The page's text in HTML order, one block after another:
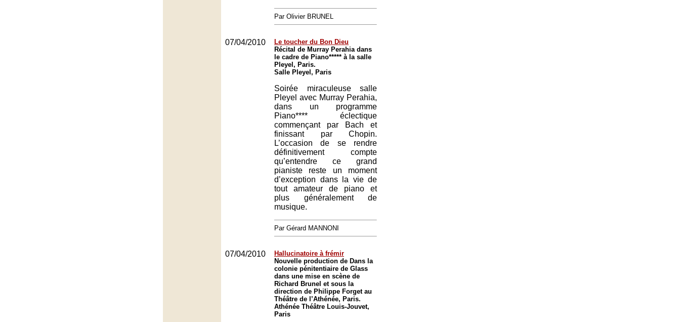
Par Olivier BRUNEL
07/04/2010
Le toucher du Bon Dieu
Récital de Murray Perahia dans
le cadre de Piano***** à la salle
Pleyel, Paris.
Salle Pleyel, Paris
Soirée miraculeuse salle
Pleyel avec Murray Perahia,
dans un programme
Piano**** éclectique
commençant par Bach et
finissant par Chopin.
L’occasion de se rendre
définitivement compte
qu’entendre ce grand
pianiste reste un moment
d’exception dans la vie de
tout amateur de piano et
plus généralement de
musique.
Par Gérard MANNONI
07/04/2010
Hallucinatoire à frémir
Nouvelle production de Dans la
colonie pénitentiaire de Glass
dans une mise en scène de
Richard Brunel et sous la
direction de Philippe Forget au
Théâtre de l’Athénée, Paris.
Athénée Théâtre Louis-Jouvet,
Paris